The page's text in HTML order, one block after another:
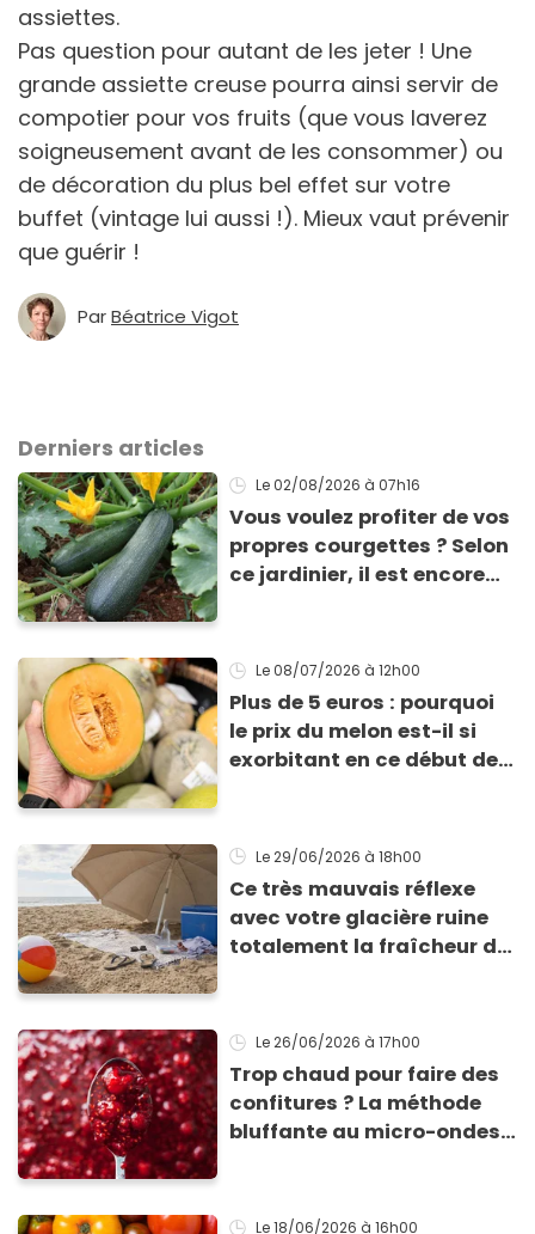
assiettes.
Pas question pour autant de les jeter ! Une
grande assiette creuse pourra ainsi servir de
compotier pour vos fruits (que vous laverez
soigneusement avant de les consommer) ou
de décoration du plus bel effet sur votre
buffet (vintage lui aussi !). Mieux vaut prévenir
que guérir !
ParBéatrice Vigot
Derniers articles
Le 02/08/2026 à 07h16
Vous voulez profiter de vos
propres courgettes ? Selon
ce jardinier, il est encore
l’été !
Le 08/07/2026 à 12h00
Plus de 5 euros : pourquoi
le prix du melon est-il si
exorbitant en ce début de
Le 29/06/2026 à 18h00
Ce très mauvais réflexe
avec votre glacière ruine
totalement la fraîcheur de
Le 26/06/2026 à 17h00
Trop chaud pour faire des
confitures ? La méthode
bluffante au micro-ondes
Le 18/06/2026 à 16h00